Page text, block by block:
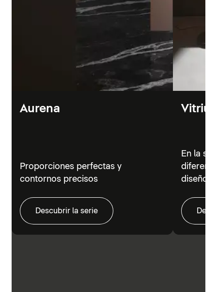
Aurena
Proporciones perfectas y
contornos precisos
Descubrir la serie
En la
diseño